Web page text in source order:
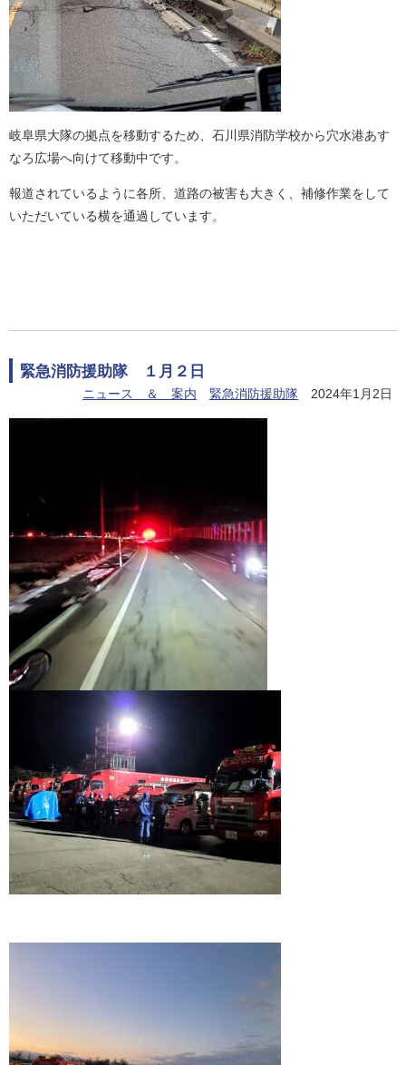
岐阜県大隊の拠点を移動するため、石川県消防学校から穴水港あす
なろ広場へ向けて移動中です。
報道されているように各所、道路の被害も大きく、補修作業をして
いただいている横を通過しています。
緊急消防援助隊 １月２日
ニュース ＆ 案内 緊急消防援助隊 2024年1月2日